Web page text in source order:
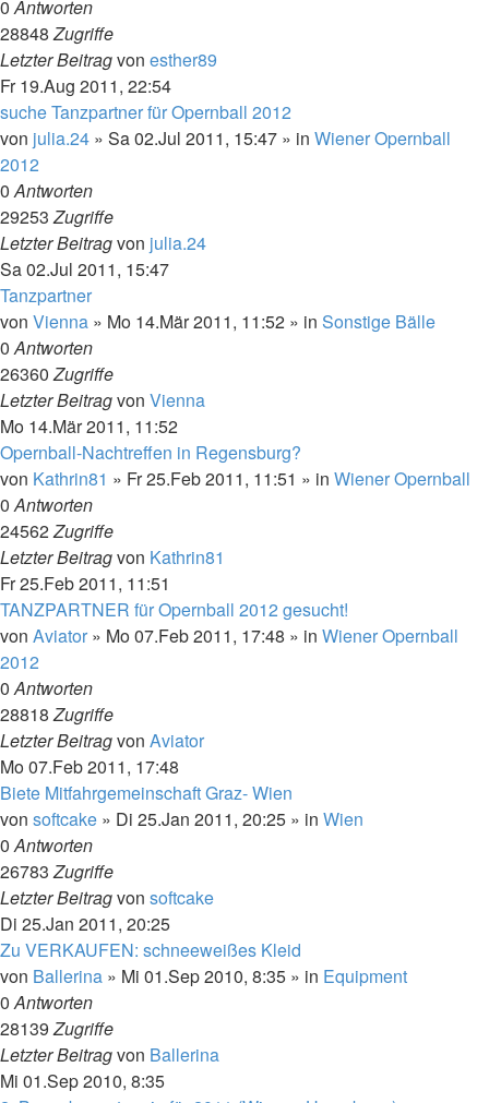
0Antworten
28848Zugriffe
Letzter Beitragvon esther89
Fr 19.Aug 2011, 22:54
suche Tanzpartner für Opernball 2012
von julia.24 » Sa 02.Jul 2011, 15:47 » in Wiener Opernball
2012
0Antworten
29253Zugriffe
Letzter Beitragvon julia.24
Sa 02.Jul 2011, 15:47
Tanzpartner
von Vienna » Mo 14.Mär 2011, 11:52 » in Sonstige Bälle
0Antworten
26360Zugriffe
Letzter Beitragvon Vienna
Mo 14.Mär 2011, 11:52
Opernball-Nachtreffen in Regensburg?
von Kathrin81 » Fr 25.Feb 2011, 11:51 » in Wiener Opernball
0Antworten
24562Zugriffe
Letzter Beitragvon Kathrin81
Fr 25.Feb 2011, 11:51
TANZPARTNER für Opernball 2012 gesucht!
von Aviator » Mo 07.Feb 2011, 17:48 » in Wiener Opernball
2012
0Antworten
28818Zugriffe
Letzter Beitragvon Aviator
Mo 07.Feb 2011, 17:48
Biete Mitfahrgemeinschaft Graz- Wien
von softcake » Di 25.Jan 2011, 20:25 » in Wien
0Antworten
26783Zugriffe
Letzter Beitragvon softcake
Di 25.Jan 2011, 20:25
Zu VERKAUFEN: schneeweißes Kleid
von Ballerina » Mi 01.Sep 2010, 8:35 » in Equipment
0Antworten
28139Zugriffe
Letzter Beitragvon Ballerina
Mi 01.Sep 2010, 8:35